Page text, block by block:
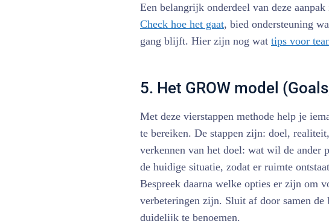
Een belangrijk onderdeel van deze
Check hoe het gaat, bied ondersteuning
gang blijft. Hier zijn nog wat tips voor
5. Het GROW model
Met deze vierstappen methode help je
te bereiken. De stappen zijn: doel,
verkennen van het doel: wat wil de ander
de huidige situatie, zodat er ruimte
Bespreek daarna welke opties er zijn om
verbeteringen zijn. Sluit af door samen
duidelijk te benoemen.